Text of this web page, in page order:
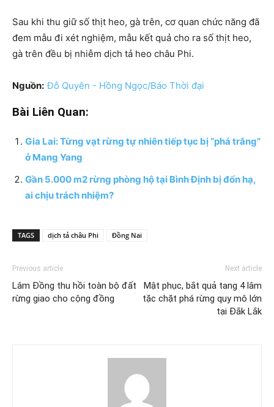
Sau khi thu giữ số thịt heo, gà trên, cơ quan chức năng đã
đem mẫu đi xét nghiệm, mẫu kết quả cho ra số thịt heo,
gà trên đều bị nhiễm dịch tả heo châu Phi.
Nguồn: Đỗ Quyên - Hồng Ngọc/Báo Thời đại
Bài Liên Quan:
Gia Lai: Từng vạt rừng tự nhiên tiếp tục bị “phá trắng”
ở Mang Yang
Gần 5.000 m2 rừng phòng hộ tại Bình Định bị đốn hạ,
ai chịu trách nhiệm?
TAGS dịch tả châu Phi Đồng Nai
Previous article
Lâm Đồng thu hồi toàn bộ đất
rừng giao cho cộng đồng
Next article
Mật phục, bắt quả tang 4 lâm
tặc chặt phá rừng quy mô lớn
tại Đắk Lắk